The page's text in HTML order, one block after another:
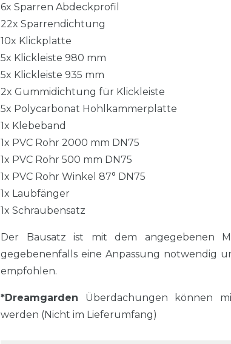
6x Sparren Abdeckprofil
22x Sparrendichtung
10x Klickplatte
5x Klickleiste 980 mm
5x Klickleiste 935 mm
2x Gummidichtung für Klickleiste
5x Polycarbonat Hohlkammerplatte
1x Klebeband
1x PVC Rohr 2000 mm DN75
1x PVC Rohr 500 mm DN75
1x PVC Rohr Winkel 87° DN75
1x Laubfänger
1x Schraubensatz
Der Bausatz ist mit dem angegebenen
gegebenenfalls eine Anpassung notwendig
empfohlen.
*Dreamgarden Überdachungen können
werden (Nicht im Lieferumfang)